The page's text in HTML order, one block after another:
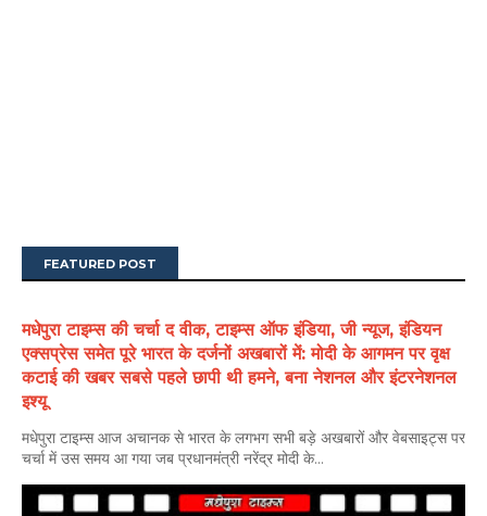
FEATURED POST
मधेपुरा टाइम्स की चर्चा द वीक, टाइम्स ऑफ इंडिया, जी न्यूज, इंडियन
एक्सप्रेस समेत पूरे भारत के दर्जनों अखबारों में: मोदी के आगमन पर वृक्ष
कटाई की खबर सबसे पहले छापी थी हमने, बना नेशनल और इंटरनेशनल
इश्यू
मधेपुरा टाइम्स आज अचानक से भारत के लगभग सभी बड़े अखबारों और वेबसाइट्स पर
चर्चा में उस समय आ गया जब प्रधानमंत्री नरेंद्र मोदी के...